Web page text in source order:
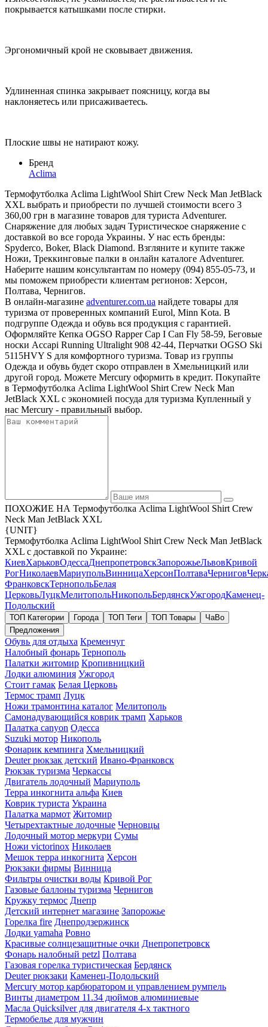
покрывается катышками после стирки.
Эргономичный крой не сковывает движения.
Удлиненная спинка закрывает поясницу, когда вы
наклоняетесь или присаживаетесь.
Плоские швы не натирают кожу.
Бренд
Aclima
Термофутболка Aclima LightWool Shirt Crew Neck Man JetBlack
XXL выбрать и приобрести по лучшей стоимости всего 3
360,00 грн в магазине товаров для туриста Adventurer.
Снаряжение для любых задач Туристическое снаряжение с
доставкой во все города Украины. У нас есть бренды:
Spyderco, Boker, Black Diamond. Взгляните и купите также
Ножи, Треккинговые палки в онлайн каталоге Adventurer.
Наберите нашим консультантам по номеру (094) 855-05-73, и
мы поможем приобрести клиентам регионов: Херсон,
Полтава, Чернигов.
В онлайн-магазине adventurer.com.ua найдете товары для
туризма от проверенных компаний Eurol, Minn Kota. В
подгруппе Одежда и обувь вся продукция с гарантией.
Оформляйте Кепка OGSO Rapper Cap I Can Fly 58-59, Беговые
носки Accapi Running Ultralight 908 42-44, Перчатки OGSO Ski
5115HVY S для комфортного туризма. Товар из группы
Одежда и обувь будет скоро отправлен в Хмельницкий или
другой город. Можете Mercury оформить в кредит. Покупайте
в Термофутболка Aclima LightWool Shirt Crew Neck Man
JetBlack XXL с экономией посуда для туризма Купленный у
нас Mercury - правильный выбор.
ПОХОЖИЕ НА Термофутболка Aclima LightWool Shirt Crew
Neck Man JetBlack XXL
{UNIT}
Термофутболка Aclima LightWool Shirt Crew Neck Man JetBlack
XXL с доставкой по Украине:
КиевХарьковОдессаДнепропетровскЗапорожьеЛьвовКривой
РогНиколаевМариупольВинницаХерсонПолтаваЧернигов
ФранковскТернопольБелая
ЦерковьЛуцкМелитопольНикопольБердянскУжгородКаменец-
Подольский
ТОП Категории Города ТОП Теги ТОП Товары
ЧаВо
Предложения
Обувь для отдыха Кременчуг
Налобный фонарь Тернополь
Палатки житомир Кропивницкий
Лодки алюминия Ужгород
Стоит гамак Белая Церковь
Термос трамп Луцк
Ножи трамонтина каталог Мелитополь
Самонадувающийся коврик трамп Харьков
Палатка canyon Одесса
Suzuki мотор Никополь
Фонарик кемпинга Хмельницкий
Deuter рюкзак детский Ивано-Франковск
Рюкзак туризма Черкассы
Двигатель лодочный Мариуполь
Терра инкогнита альфа Киев
Коврик туриста Украина
Палатка мармот Житомир
Четырехтактные лодочные Черновцы
Лодочный мотор меркури Сумы
Ножи victorinox Николаев
Мешок терра инкогнита Херсон
Рюкзаки фирмы Винница
Фильтры очистки воды Кривой Рог
Газовые баллоны туризма Чернигов
Кружку термос Днепр
Детский интернет магазине Запорожье
Горелка fire Днепродзержинск
Лодки yamaha Ровно
Красивые солнцезащитные очки Днепропетровск
Фонарь налобный petzl Полтава
Газовая горелка туристическая Бердянск
Deuter рюкзаки Каменец-Подольский
Mercury мотор карбюратором и управлением румпель
Винты диаметром 11.34 дюймов алюминиевые
Масла Quicksilver для двигателя 4-х тактного
Термобелье для мужчин